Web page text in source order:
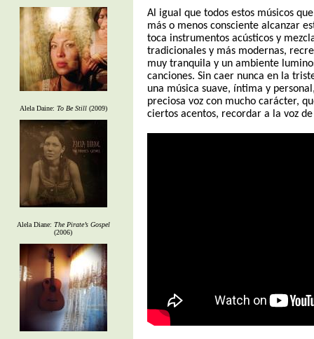
Alela Daine: To Be Still(2009)
Alela Diane: The Pirate’s Gospel
(2006)
Al igual que todos estos músicos
más o menos consciente alcanzar
toca instrumentos acústicos y
tradicionales y más modernas,
muy tranquila y un ambiente
canciones. Sin caer nunca en la
una música suave, íntima y
preciosa voz con mucho carácter,
ciertos acentos, recordar a la voz